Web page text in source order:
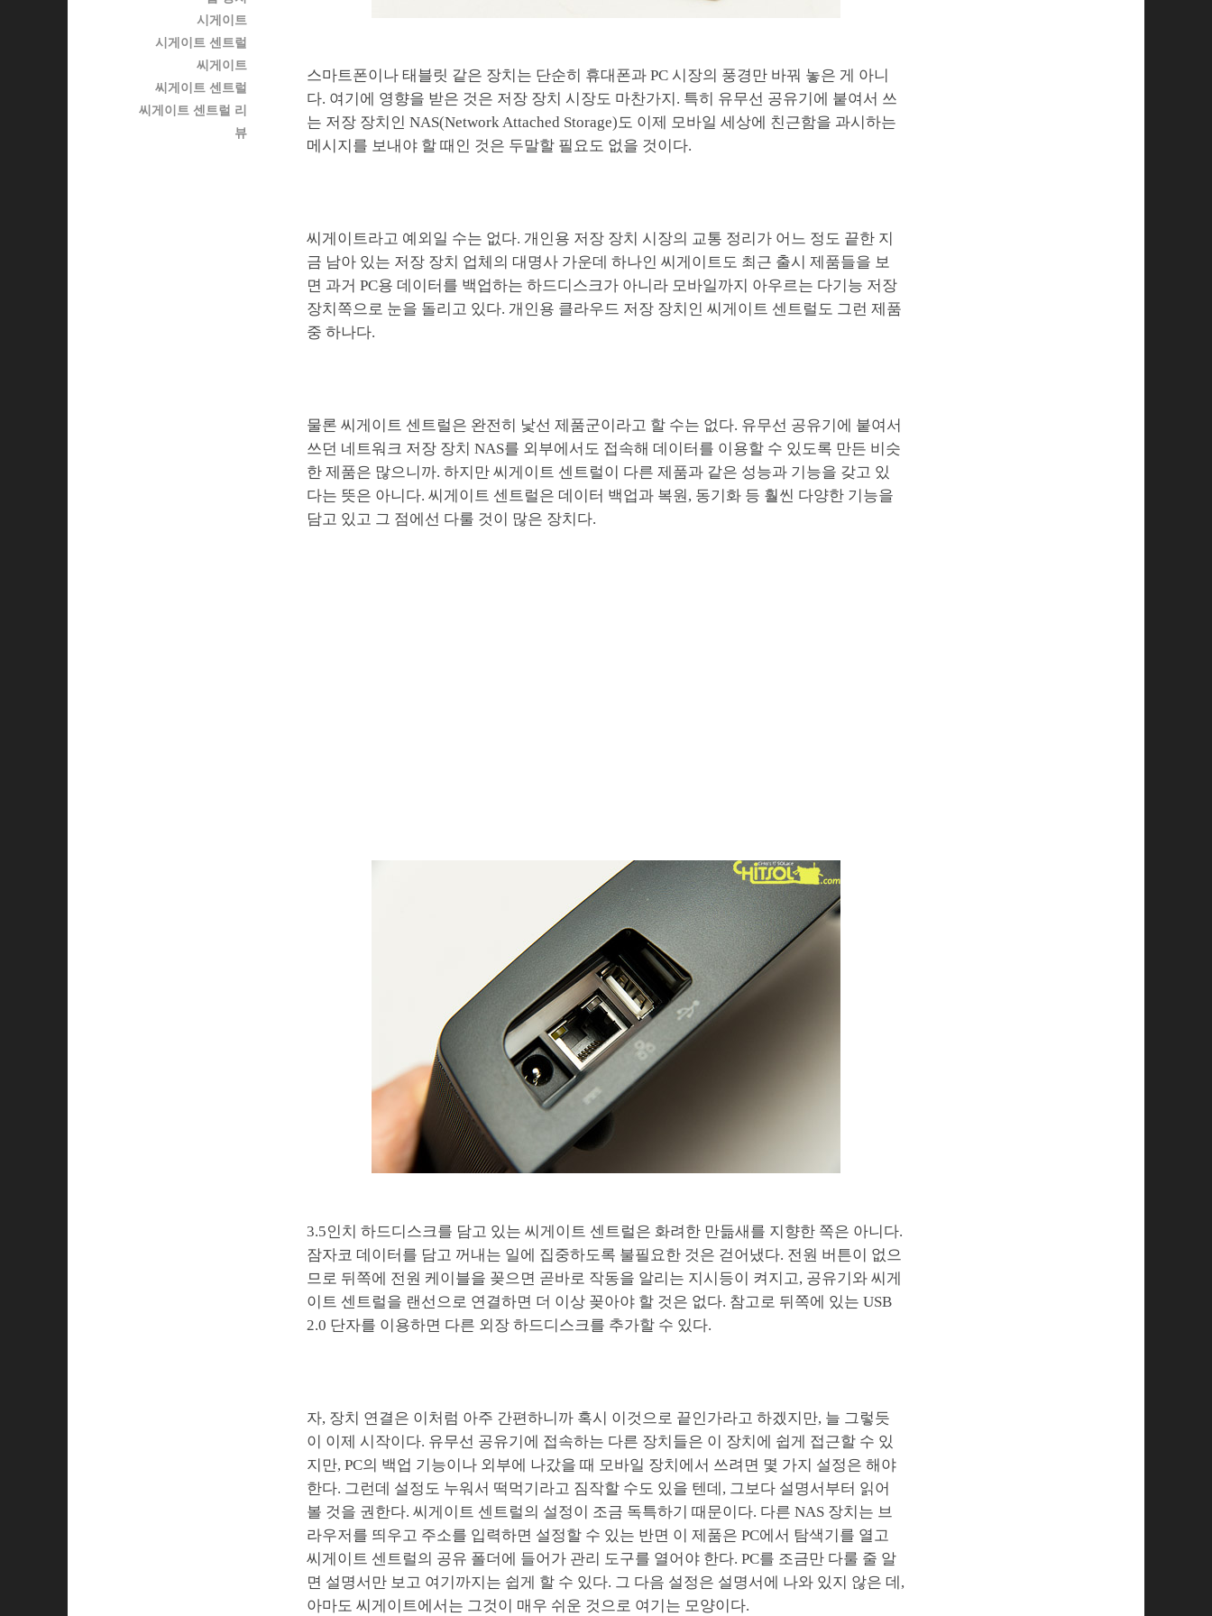
스마트폰이나 태블릿 같은 장치는 단순히 휴대폰과 PC 시장의 풍경만 바꿔 놓은 게 아니
다. 여기에 영향을 받은 것은 저장 장치 시장도 마찬가지. 특히 유무선 공유기에 붙여서 쓰
는 저장 장치인 NAS(Network Attached Storage)도 이제 모바일 세상에 친근함을 과시하는
메시지를 보내야 할 때인 것은 두말할 필요도 없을 것이다.
씨게이트라고 예외일 수는 없다. 개인용 저장 장치 시장의 교통 정리가 어느 정도 끝한 지
금 남아 있는 저장 장치 업체의 대명사 가운데 하나인 씨게이트도 최근 출시 제품들을 보
면 과거 PC용 데이터를 백업하는 하드디스크가 아니라 모바일까지 아우르는 다기능 저장
장치쪽으로 눈을 돌리고 있다. 개인용 클라우드 저장 장치인 씨게이트 센트럴도 그런 제품
중 하나다.
물론 씨게이트 센트럴은 완전히 낯선 제품군이라고 할 수는 없다. 유무선 공유기에 붙여서
쓰던 네트워크 저장 장치 NAS를 외부에서도 접속해 데이터를 이용할 수 있도록 만든 비슷
한 제품은 많으니까. 하지만 씨게이트 센트럴이 다른 제품과 같은 성능과 기능을 갖고 있
다는 뜻은 아니다. 씨게이트 센트럴은 데이터 백업과 복원, 동기화 등 훨씬 다양한 기능을
담고 있고 그 점에선 다룰 것이 많은 장치다.
3.5인치 하드디스크를 담고 있는 씨게이트 센트럴은 화려한 만듦새를 지향한 쪽은 아니다.
잠자코 데이터를 담고 꺼내는 일에 집중하도록 불필요한 것은 걷어냈다. 전원 버튼이 없으
므로 뒤쪽에 전원 케이블을 꽂으면 곧바로 작동을 알리는 지시등이 켜지고, 공유기와 씨게
이트 센트럴을 랜선으로 연결하면 더 이상 꽂아야 할 것은 없다. 참고로 뒤쪽에 있는 USB
2.0 단자를 이용하면 다른 외장 하드디스크를 추가할 수 있다.
자, 장치 연결은 이처럼 아주 간편하니까 혹시 이것으로 끝인가라고 하겠지만, 늘 그렇듯
이 이제 시작이다. 유무선 공유기에 접속하는 다른 장치들은 이 장치에 쉽게 접근할 수 있
지만, PC의 백업 기능이나 외부에 나갔을 때 모바일 장치에서 쓰려면 몇 가지 설정은 해야
한다. 그런데 설정도 누워서 떡먹기라고 짐작할 수도 있을 텐데, 그보다 설명서부터 읽어
볼 것을 권한다. 씨게이트 센트럴의 설정이 조금 독특하기 때문이다. 다른 NAS 장치는 브
라우저를 띄우고 주소를 입력하면 설정할 수 있는 반면 이 제품은 PC에서 탐색기를 열고
씨게이트 센트럴의 공유 폴더에 들어가 관리 도구를 열어야 한다. PC를 조금만 다룰 줄 알
면 설명서만 보고 여기까지는 쉽게 할 수 있다. 그 다음 설정은 설명서에 나와 있지 않은 데,
아마도 씨게이트에서는 그것이 매우 쉬운 것으로 여기는 모양이다.
시게이트
시게이트 센트럴
씨게이트
씨게이트 센트럴
씨게이트 센트럴 리
뷰